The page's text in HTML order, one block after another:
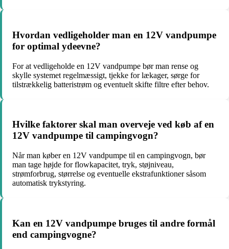
Hvordan vedligeholder man en 12V vandpumpe
for optimal ydeevne?
For at vedligeholde en 12V vandpumpe bør man rense og
skylle systemet regelmæssigt, tjekke for lækager, sørge for
tilstrækkelig batteristrøm og eventuelt skifte filtre efter behov.
Hvilke faktorer skal man overveje ved køb af en
12V vandpumpe til campingvogn?
Når man køber en 12V vandpumpe til en campingvogn, bør
man tage højde for flowkapacitet, tryk, støjniveau,
strømforbrug, størrelse og eventuelle ekstrafunktioner såsom
automatisk trykstyring.
Kan en 12V vandpumpe bruges til andre formål
end campingvogne?